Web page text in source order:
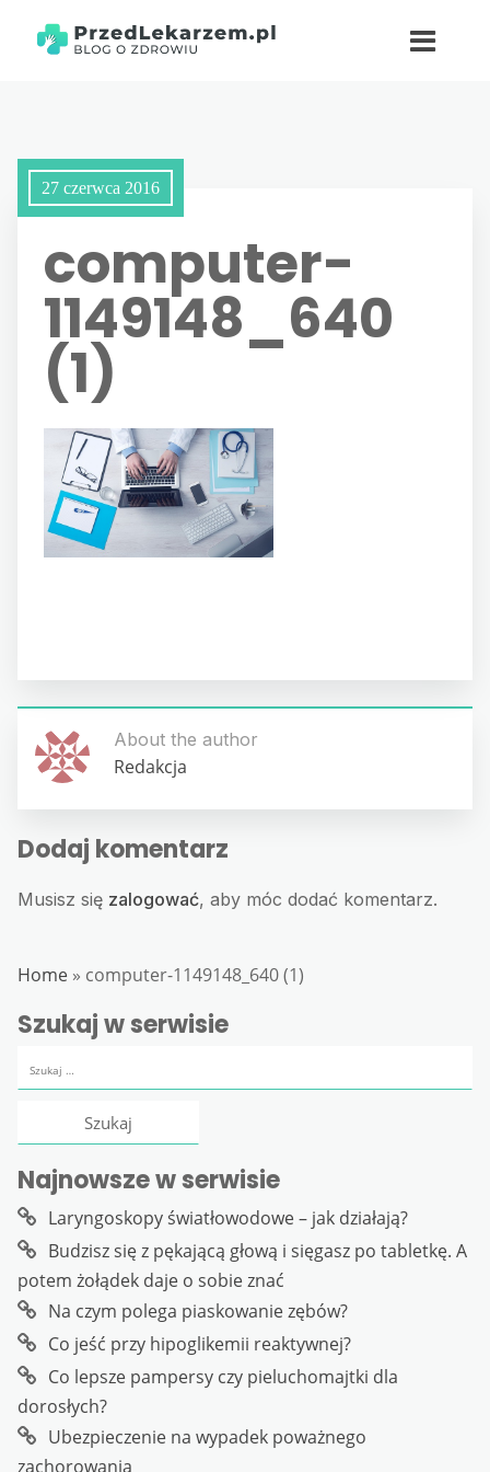
27 czerwca 2016
computer-
1149148_640
(1)
About the author
Redakcja
Dodaj komentarz
Musisz się zalogować, aby móc dodać komentarz.
Home » computer-1149148_640 (1)
Szukaj w serwisie
Najnowsze w serwisie
Laryngoskopy światłowodowe – jak działają?
Budzisz się z pękającą głową i sięgasz po tabletkę. A
potem żołądek daje o sobie znać
Na czym polega piaskowanie zębów?
Co jeść przy hipoglikemii reaktywnej?
Co lepsze pampersy czy pieluchomajtki dla
dorosłych?
Ubezpieczenie na wypadek poważnego
zachorowania